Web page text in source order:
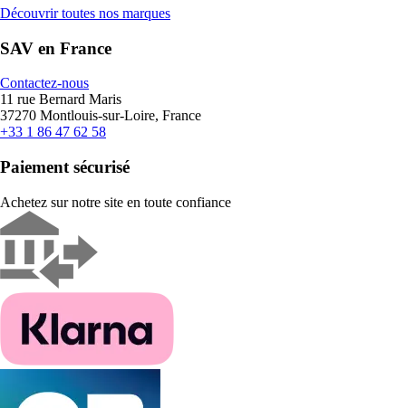
Découvrir toutes nos marques
SAV en France
Contactez-nous
11 rue Bernard Maris
37270 Montlouis-sur-Loire, France
+33 1 86 47 62 58
Paiement sécurisé
Achetez sur notre site en toute confiance